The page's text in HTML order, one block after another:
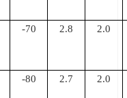
-70 2.8 2.0
-80 2.7 2.0